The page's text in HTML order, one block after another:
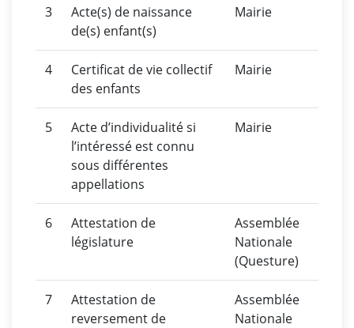
3
Acte(s) de naissance
de(s) enfant(s)
Mairie
4
Certificat de vie collectif
des enfants
Mairie
5
Acte d’individualité si
l’intéressé est connu
sous différentes
appellations
Mairie
6
Attestation de
législature
Assemblée
Nationale
(Questure)
7
Attestation de
reversement de
Assemblée
Nationale